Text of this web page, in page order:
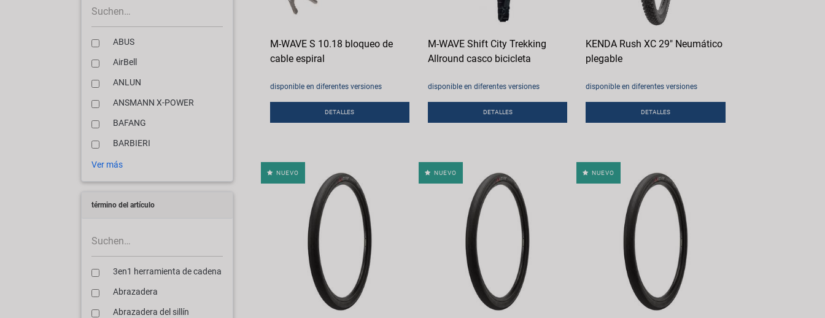
ABUS
AirBell
ANLUN
ANSMANN X-POWER
BAFANG
BARBIERI
Ver más
término del artículo
3en1 herramienta de cadena
Abrazadera
Abrazadera del sillín
M-WAVE S 10.18 bloqueo de
cable espiral
disponible en diferentes versiones
DETALLES
M-WAVE Shift City Trekking
Allround casco bicicleta
disponible en diferentes versiones
DETALLES
KENDA Rush XC 29" Neumático
plegable
disponible en diferentes versiones
DETALLES
NUEVO NUEVO NUEVO